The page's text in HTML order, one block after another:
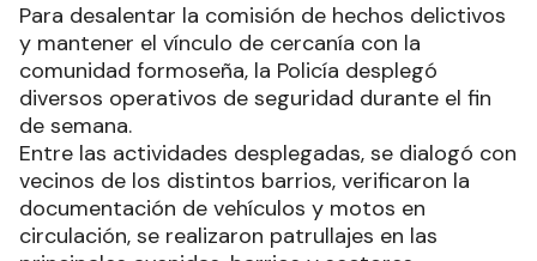
Para desalentar la comisión de hechos delictivos
y mantener el vínculo de cercanía con la
comunidad formoseña, la Policía desplegó
diversos operativos de seguridad durante el fin
de semana.
Entre las actividades desplegadas, se dialogó con
vecinos de los distintos barrios, verificaron la
documentación de vehículos y motos en
circulación, se realizaron patrullajes en las